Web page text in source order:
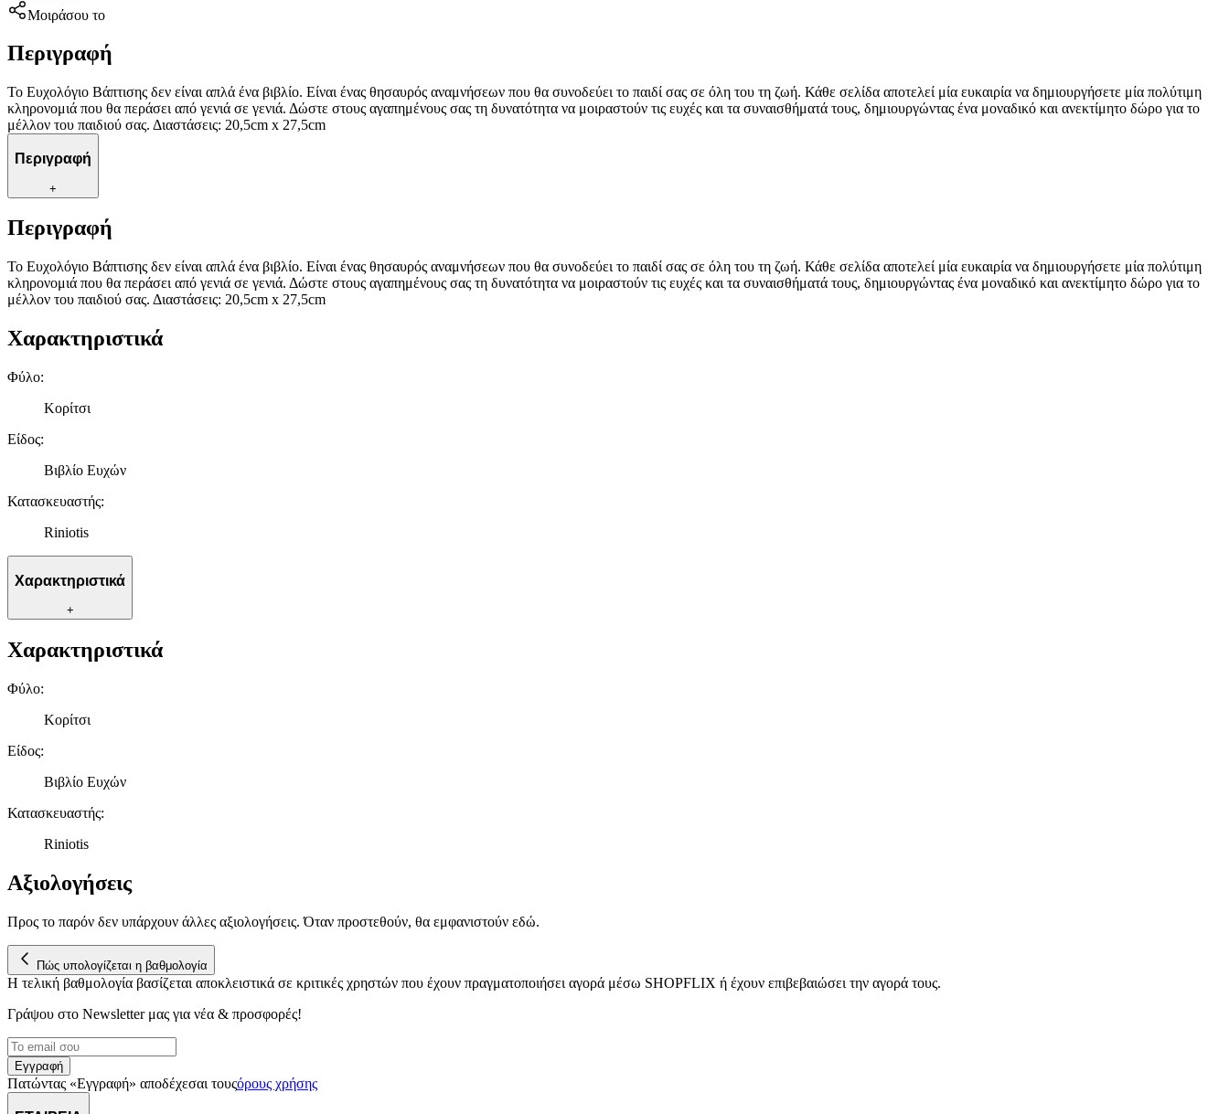
Μοιράσου το
Περιγραφή
Το Ευχολόγιο Βάπτισης δεν είναι απλά ένα βιβλίο. Είναι ένας θησαυρός αναμνήσεων που θα συνοδεύει το παιδί σας σε όλη του τη ζωή. Κάθε σελίδα αποτελεί μία ευκαιρία να δημιουργήσετε μία πολύτιμη
κληρονομιά που θα περάσει από γενιά σε γενιά. Δώστε στους αγαπημένους σας τη δυνατότητα να μοιραστούν τις ευχές και τα συναισθήματά τους, δημιουργώντας ένα μοναδικό και ανεκτίμητο δώρο για το
μέλλον του παιδιού σας. Διαστάσεις: 20,5cm x 27,5cm
Περιγραφή
+
Περιγραφή
Το Ευχολόγιο Βάπτισης δεν είναι απλά ένα βιβλίο. Είναι ένας θησαυρός αναμνήσεων που θα συνοδεύει το παιδί σας σε όλη του τη ζωή. Κάθε σελίδα αποτελεί μία ευκαιρία να δημιουργήσετε μία πολύτιμη
κληρονομιά που θα περάσει από γενιά σε γενιά. Δώστε στους αγαπημένους σας τη δυνατότητα να μοιραστούν τις ευχές και τα συναισθήματά τους, δημιουργώντας ένα μοναδικό και ανεκτίμητο δώρο για το
μέλλον του παιδιού σας. Διαστάσεις: 20,5cm x 27,5cm
Χαρακτηριστικά
Φύλο:
Κορίτσι
Είδος:
Βιβλίο Ευχών
Κατασκευαστής:
Riniotis
Χαρακτηριστικά
+
Χαρακτηριστικά
Φύλο:
Κορίτσι
Είδος:
Βιβλίο Ευχών
Κατασκευαστής:
Riniotis
Αξιολογήσεις
Προς το παρόν δεν υπάρχουν άλλες αξιολογήσεις. Όταν προστεθούν, θα εμφανιστούν εδώ.
Πώς υπολογίζεται η βαθμολογία
Η τελική βαθμολογία βασίζεται αποκλειστικά σε κριτικές χρηστών που έχουν πραγματοποιήσει αγορά μέσω SHOPFLIX ή έχουν επιβεβαιώσει την αγορά τους.
Γράψου στο Νewsletter μας για νέα & προσφορές!
Εγγραφή
Πατώντας «Εγγραφή» αποδέχεσαι τουςόρους χρήσης